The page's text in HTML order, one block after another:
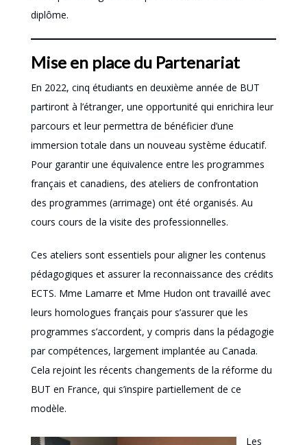
diplôme.
Mise en place du Partenariat
En 2022, cinq étudiants en deuxième année de BUT
partiront à l’étranger, une opportunité qui enrichira leur
parcours et leur permettra de bénéficier d’une
immersion totale dans un nouveau système éducatif.
Pour garantir une équivalence entre les programmes
français et canadiens, des ateliers de confrontation
des programmes (arrimage) ont été organisés. Au
cours cours de la visite des professionnelles.
Ces ateliers sont essentiels pour aligner les contenus
pédagogiques et assurer la reconnaissance des crédits
ECTS. Mme Lamarre et Mme Hudon ont travaillé avec
leurs homologues français pour s’assurer que les
programmes s’accordent, y compris dans la pédagogie
par compétences, largement implantée au Canada.
Cela rejoint les récents changements de la réforme du
BUT en France, qui s’inspire partiellement de ce
modèle.
Les